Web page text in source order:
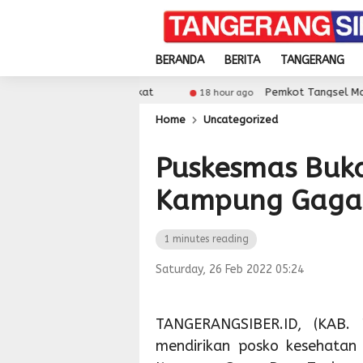
BERANDA BERITA TANGERANG
18 hour ago Pemkot Tangsel Matangkan
Home Uncategorized
Puskesmas
Kampung Gaga
1 minutes reading
Saturday, 26 Feb 2022 05:24
TANGERANGSIBER.ID,
mendirikan posko